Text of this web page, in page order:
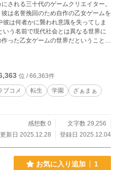
される三十代のゲームクリエイター。
は名誉挽回のため自作の乙女ゲームを
は何者かに襲われ意識を失ってしま
う名前で現代社会とは異なる世界に
った乙女ゲームの世界だということに
ゆる名もない「モブ」だったが、現
走する。そんな中ゲームのネームドキ
なり、彼女の告白の練習に協力するこ
ームでは「悪役令嬢」という立場であ
た。 最初は現実世界に帰還するため
とを黙っていたハイドだが、イザベル
さに心を打たれる。 そして、ゲーム
ることを決意する。
位 / 66,363件
ブコメ 転生 学園
ざぁまぁ
感想数 0
文字数 29,256
新日 2025.12.28
登録日 2025.12.04
お気に入り追加 1